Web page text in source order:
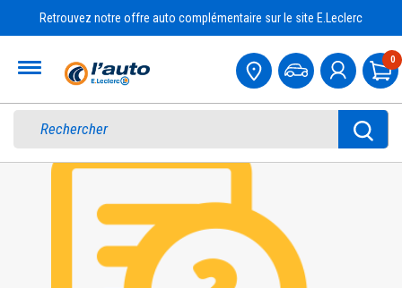
Retrouvez notre offre auto complémentaire sur le site E.Leclerc
0